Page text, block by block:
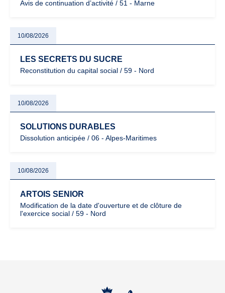
Avis de continuation d’activité / 51 - Marne
10/08/2026
LES SECRETS DU SUCRE
Reconstitution du capital social / 59 - Nord
10/08/2026
SOLUTIONS DURABLES
Dissolution anticipée / 06 - Alpes-Maritimes
10/08/2026
ARTOIS SENIOR
Modification de la date d'ouverture et de clôture de
l'exercice social / 59 - Nord